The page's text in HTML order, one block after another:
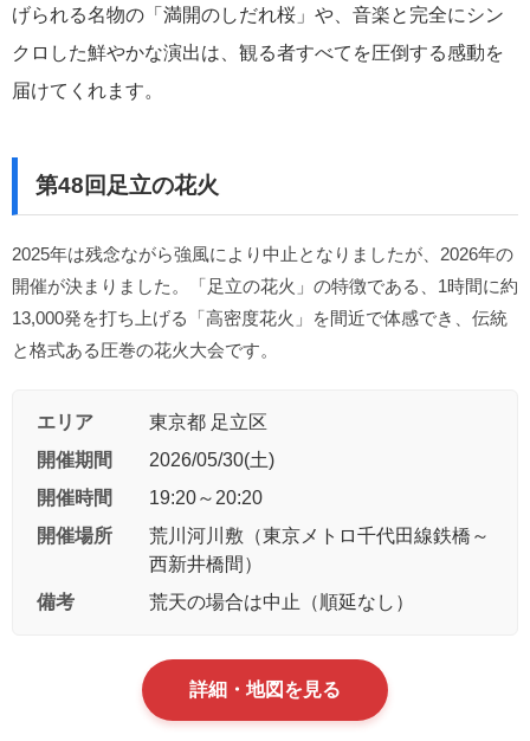
げられる名物の「満開のしだれ桜」や、音楽と完全にシン
クロした鮮やかな演出は、観る者すべてを圧倒する感動を
届けてくれます。
第48回足立の花火
2025年は残念ながら強風により中止となりましたが、2026年の
開催が決まりました。「足立の花火」の特徴である、1時間に約
13,000発を打ち上げる「高密度花火」を間近で体感でき、伝統
と格式ある圧巻の花火大会です。
エリア
東京都 足立区
開催期間
2026/05/30(土)
開催時間
19:20～20:20
開催場所
荒川河川敷（東京メトロ千代田線鉄橋～
西新井橋間）
備考
荒天の場合は中止（順延なし）
詳細・地図を見る